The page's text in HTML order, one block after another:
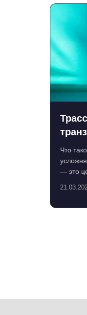
как
Что
— это